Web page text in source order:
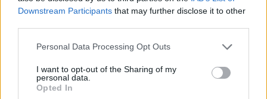
Downstream Participants that may further disclose it to other
Personal Data Processing Opt Outs
I want to opt-out of the Sharing of my
personal data.
Opted In
22:03
Σφοδρή επίθεση κατά Καρυστιανού-Γρατσία από πρώην
στελέχη: «Συνεχής εσωστρέφεια και τραγικά